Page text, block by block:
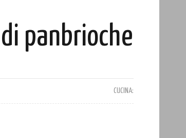
panbrioche
CUCINA: